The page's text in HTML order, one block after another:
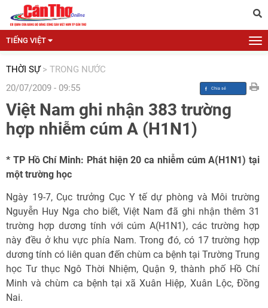
TIẾNG VIỆT
THỜI SỰ > TRONG NƯỚC
20/07/2009 - 09:55
Việt Nam ghi nhận 383 trường
hợp nhiễm cúm A (H1N1)
* TP Hồ Chí Minh: Phát hiện 20 ca nhiễm cúm A(H1N1) tại
một trường học
Ngày 19-7, Cục trưởng Cục Y tế dự phòng và Môi trường
Nguyễn Huy Nga cho biết, Việt Nam đã ghi nhận thêm 31
trường hợp dương tính với cúm A(H1N1), các trường hợp
này đều ở khu vực phía Nam. Trong đó, có 17 trường hợp
dương tính có liên quan đến chùm ca bệnh tại Trường Trung
học Tư thục Ngô Thời Nhiệm, Quận 9, thành phố Hồ Chí
Minh và chùm ca bệnh tại xã Xuân Hiệp, Xuân Lộc, Đồng
Nai.